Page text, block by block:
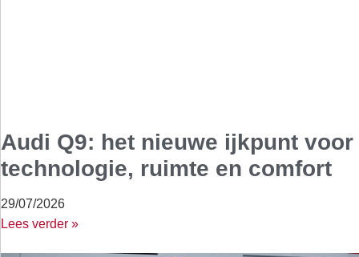
Audi Q9: het nieuwe ijkpunt voor
technologie, ruimte en comfort
29/07/2026
Lees verder »